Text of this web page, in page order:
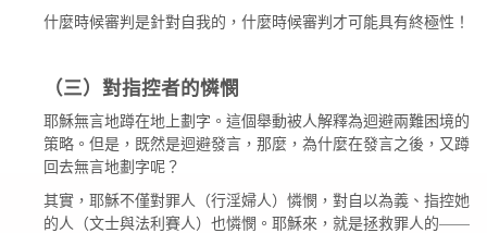
什麼時候審判是針對自我的，什麼時候審判才可能具有終極性！
（三）對指控者的憐憫
耶穌無言地蹲在地上劃字。這個舉動被人解釋為迴避兩難困境的
策略。但是，既然是迴避發言，那麼，為什麼在發言之後，又蹲
回去無言地劃字呢？
其實，耶穌不僅對罪人（行淫婦人）憐憫，對自以為義、指控她
的人（文士與法利賽人）也憐憫。耶穌來，就是拯救罪人的——